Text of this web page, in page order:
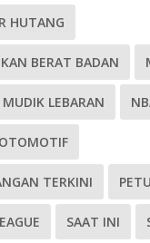
HUTANG
BERAT BADAN
MUDIK LEBARAN
OTOMOTIF
TERKINI
SAAT INI